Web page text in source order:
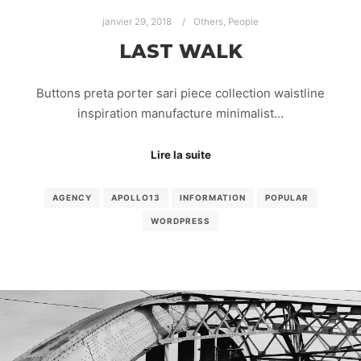
janvier 29, 2018 Others, People
LAST WALK
Buttons preta porter sari piece collection waistline
inspiration manufacture minimalist…
Lire la suite
AGENCY APOLLO13 INFORMATION POPULAR
WORDPRESS